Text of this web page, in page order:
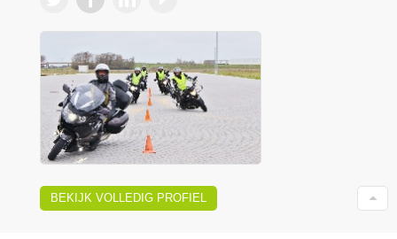
BEKIJK VOLLEDIG PROFIEL